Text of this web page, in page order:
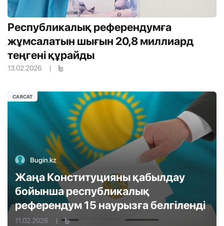
Республикалық референдумға
жұмсалатын шығын 20,8 миллиард
теңгені құрайды
13.02.2026 |
Bugin.kz
Жаңа Конституцияны қабылдау
бойынша республикалық
референдум 15 наурызға белгіленді
11.02.2026 |
САЯСАТ